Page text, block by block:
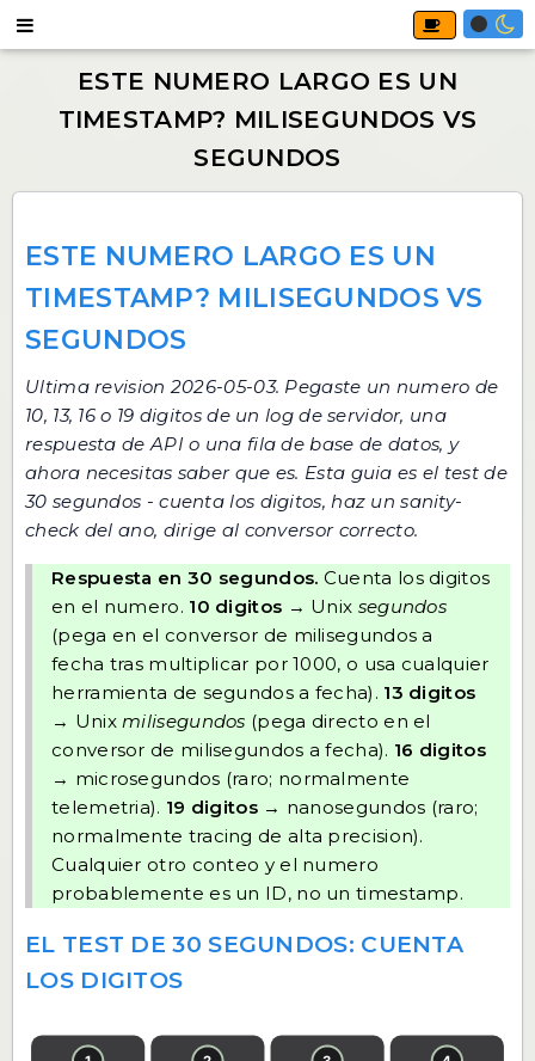
ESTE NUMERO LARGO ES UN
TIMESTAMP? MILISEGUNDOS VS
SEGUNDOS
Ultima revision 2026-05-03. Pegaste un numero de
10, 13, 16 o 19 digitos de un log de servidor, una
respuesta de API o una fila de base de datos, y
ahora necesitas saber que es. Esta guia es el test de
30 segundos - cuenta los digitos, haz un sanity-
check del ano, dirige al conversor correcto.
Respuesta en 30 segundos. Cuenta los digitos
en el numero. 10 digitos → Unix segundos
(pega en el conversor de milisegundos a
fecha tras multiplicar por 1000, o usa cualquier
herramienta de segundos a fecha). 13 digitos
→ Unixmilisegundos (pega directo en el
conversor de milisegundos a fecha). 16 digitos
→ microsegundos (raro; normalmente
telemetria). 19 digitos→ nanosegundos (raro;
normalmente tracing de alta precision).
Cualquier otro conteo y el numero
probablemente es un ID, no un timestamp.
EL TEST DE 30 SEGUNDOS: CUENTA
LOS DIGITOS